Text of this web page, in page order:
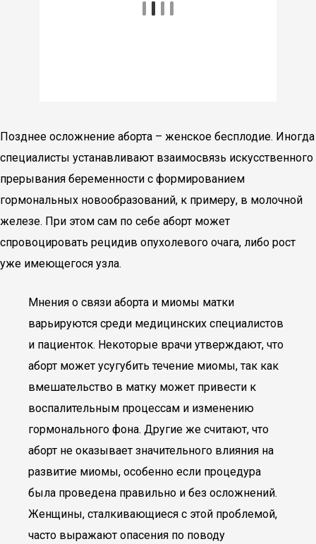
Позднее осложнение аборта – женское бесплодие. Иногда
специалисты устанавливают взаимосвязь искусственного
прерывания беременности с формированием
гормональных новообразований, к примеру, в молочной
железе. При этом сам по себе аборт может
спровоцировать рецидив опухолевого очага, либо рост
уже имеющегося узла.
Мнения о связи аборта и миомы матки
варьируются среди медицинских специалистов
и пациенток. Некоторые врачи утверждают, что
аборт может усугубить течение миомы, так как
вмешательство в матку может привести к
воспалительным процессам и изменению
гормонального фона. Другие же считают, что
аборт не оказывает значительного влияния на
развитие миомы, особенно если процедура
была проведена правильно и без осложнений.
Женщины, сталкивающиеся с этой проблемой,
часто выражают опасения по поводу